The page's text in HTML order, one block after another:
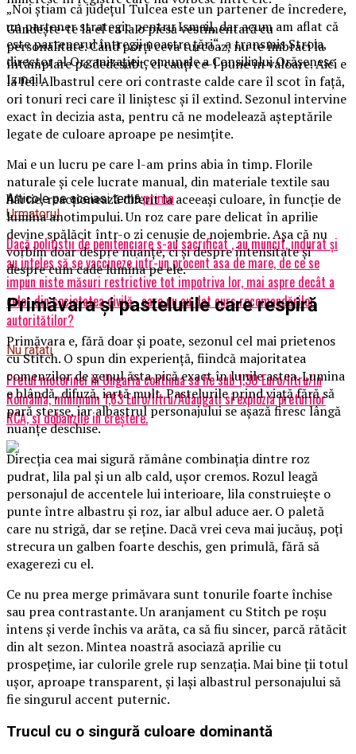
„Noi știam că județul Tulcea este un partener de încredere,
un partener strategic pentru Ismail, dar acum am aflat că
este partenerul întregii noastre țări“, a transmis Stroia,
director al Organizației comunale a Consiliului Orășenesc
Izmail.
Articole pe aceiasi tema:prima
Urmatorul
Dacă polițistii de penitenciare s-au sacrificat , au muncit, indurat și
au inteles să se vaccineze intr-un procent asa de mare, de ce se
impun niste măsuri restrictive tot impotriva lor, mai aspre decât a
celor din societatea civilă , care nu au dat curs recomandărilor
autoritătilor?
Nu ratati
Pretul motorinei in Ungaria continua sa fie sub 1,30 Euro/litru/In
România, minimum 1,63 Euro/litru/Adaugati si explozia preturilor
RCA, si dobanzile in creștere.
Gândește-te la el ca la o piesă vestimentară cu
personalitate. Când porți ceva turcoaz, nu te îmbraci la
întâmplare pe dedesubt, ci cauți ce-l pune în valoare. Aici e
la fel. Albastrul cere ori contraste calde care îl scot în față,
ori tonuri reci care îl liniștesc și îl extind. Sezonul intervine
exact în decizia asta, pentru că ne modelează așteptările
legate de culoare aproape pe nesimțite.
Mai e un lucru pe care l-am prins abia în timp. Florile
naturale și cele lucrate manual, din materiale textile sau
hârtie, reacționează diferit la aceeași culoare, în funcție de
lumina anotimpului. Un roz care pare delicat în aprilie
devine spălăcit într-o zi cenușie de noiembrie. Așa că nu
vorbim doar despre nuanțe, ci și despre intensitate și
despre cum cade lumina pe ele.
Primăvara și pastelurile care respiră
Primăvara e, fără doar și poate, sezonul cel mai prietenos
cu Stitch. O spun din experiență, fiindcă majoritatea
comenzilor de genul ăsta pică exact în lunile astea. Lumina
e blândă, difuză, iartă mult. Pastelurile prind viață fără să
pară sterse, iar albastrul personajului se așază firesc lângă
nuanțe deschise.
Direcția cea mai sigură rămâne combinația dintre roz
pudrat, lila pal și un alb cald, ușor cremos. Rozul leagă
personajul de accentele lui interioare, lila construiește o
punte între albastru și roz, iar albul aduce aer. O paletă
care nu strigă, dar se reține. Dacă vrei ceva mai jucăuș, poți
strecura un galben foarte deschis, gen primulă, fără să
exagerezi cu el.
Ce nu prea merge primăvara sunt tonurile foarte închise
sau prea contrastante. Un aranjament cu Stitch pe roșu
intens și verde închis va arăta, ca să fiu sincer, parcă rătăcit
din alt sezon. Mintea noastră asociază aprilie cu
prospețime, iar culorile grele rup senzația. Mai bine ții totul
ușor, aproape transparent, și lași albastrul personajului să
fie singurul accent puternic.
Trucul cu o singură culoare dominantă